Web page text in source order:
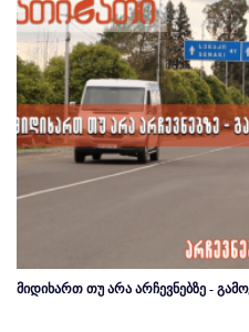
მიდიხართ თუ არა არჩევნებზე -